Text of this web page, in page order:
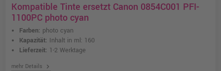
Kompatible Tinte ersetzt Canon 0854C001 PFI-
1100PC photo cyan
Farben: photo cyan
Kapazität: Inhalt in ml: 160
Lieferzeit: 1-2 Werktage
mehr Details chevron_right